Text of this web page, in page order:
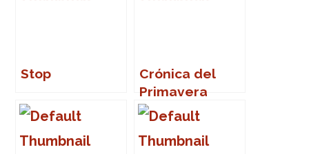
Stop
Crónica del
Primavera
Sound 2007